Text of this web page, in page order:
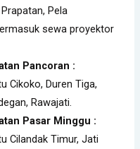
Pela
sewa proyektor
Pancoran :
Cikoko, Duren Tiga,
Rawajati.
Pasar Minggu :
Cilandak Timur, Jati